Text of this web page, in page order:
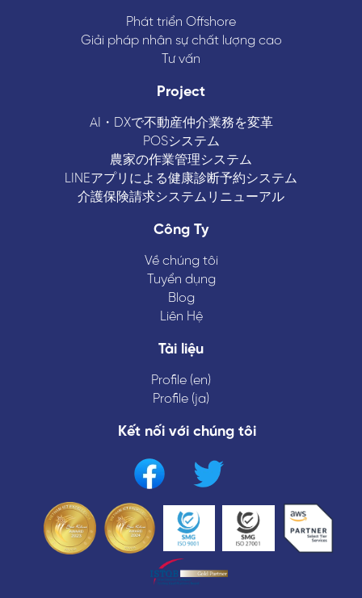
Phát triển Offshore
Giải pháp nhân sự chất lượng cao
Tư vấn
Project
AI・DXで不動産仲介業務を変革
POSシステム
農家の作業管理システム
LINEアプリによる健康診断予約システム
介護保険請求システムリニューアル
Công Ty
Về chúng tôi
Tuyển dụng
Blog
Liên Hệ
Tài liệu
Profile (en)
Profile (ja)
Kết nối với chúng tôi